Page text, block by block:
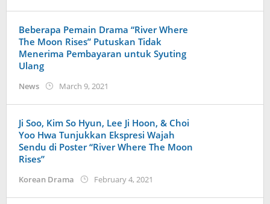
Beberapa Pemain Drama “River Where
The Moon Rises” Putuskan Tidak
Menerima Pembayaran untuk Syuting
Ulang
News March 9, 2021
Ji Soo, Kim So Hyun, Lee Ji Hoon, & Choi
Yoo Hwa Tunjukkan Ekspresi Wajah
Sendu di Poster “River Where The Moon
Rises”
Korean Drama February 4, 2021